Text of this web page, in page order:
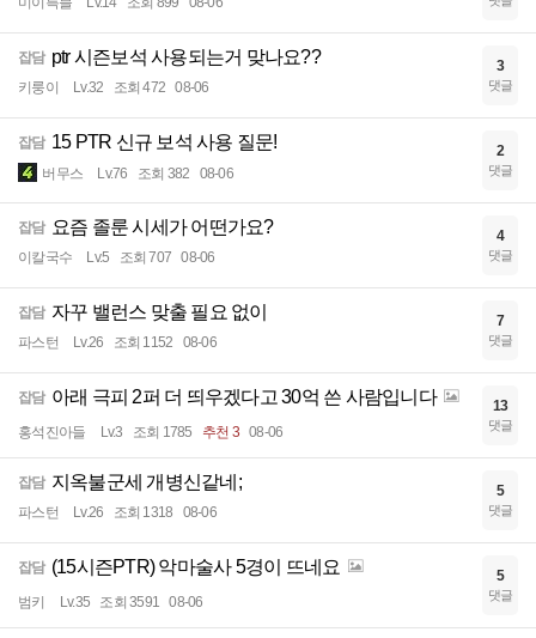
잡담 ptr 시즌보석 사용되는거 맞나요??
키룽이 Lv.32 조회 472 08-06
3
댓글
잡담 15 PTR 신규 보석 사용 질문!
버무스 Lv.76 조회 382 08-06
2
댓글
잡담 요즘 졸룬 시세가 어떤가요?
이칼국수 Lv.5 조회 707 08-06
4
댓글
잡담 자꾸 밸런스 맞출 필요 없이
파스턴 Lv.26 조회 1152 08-06
7
댓글
잡담 아래 극피 2퍼 더 띄우겠다고 30억 쓴 사람입니다
홍석진아들 Lv.3 조회 1785 추천 3 08-06
13
댓글
잡담 지옥불군세 개병신같네;
파스턴 Lv.26 조회 1318 08-06
5
댓글
잡담 (15시즌PTR) 악마술사 5경이 뜨네요
범키 Lv.35 조회 3591 08-06
5
댓글